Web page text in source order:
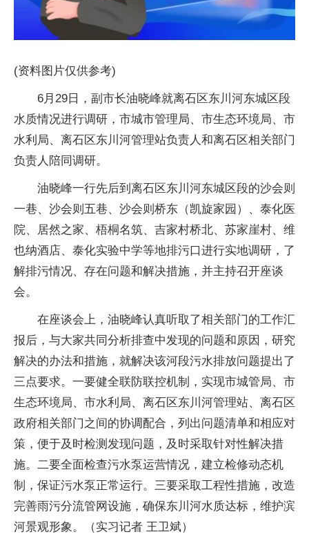
(资料图片仅供参考)
6月29日，副市长油晓峰就离石区东川河东城区段
水质情况进行调研，市城市管理局、市生态环境局、市
水利局、离石区东川河管理站负责人和离石区相关部门
负责人陪同调研。
油晓峰一行先后到离石区东川河东城区段的沙会则
一巷、沙会则五巷、沙会则桥东（凯旋家园）、泰化医
院、居然之家、梧桐名筑、吉家村桥北、苏家崖村、维
也纳酒店、泰化实验中学等地排污口进行实地调研，了
解排污情况、存在问题和解决措施，并主持召开座谈
会。
在座谈会上，油晓峰认真听取了相关部门的工作汇
报后，与大家共同分析排查中发现的问题和原因，研究
解决的办法和措施，就解决该河段污水排放问题提出了
三点要求。一要健全联防联控机制，实现市城管局、市
生态环境局、市水利局、离石区东川河管理站、离石区
政府相关部门之间的协调配合，列出问题清单和相应对
策，便于及时检测发现问题，及时采取针对性解决措
施。二要全面检查污水泵运营情况，建立检修动态机
制，保证污水泵正常运行。三要采取工程性措施，改造
完善雨污分流管网设施，确保东川河水质达标，维护滨
河景观形象。（实习记者 王卫斌）